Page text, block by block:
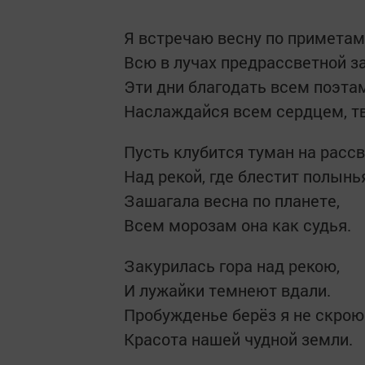
Я встречаю весну по
Всю в лучах предрассветной
Эти дни благодать всем
Наслаждайся всем сердцем,
Пусть клубится туман на
Над рекой, где блестит
Зашагала весна по планете,
Всем морозам она как судья.
Закурилась гора над рекою,
И лужайки темнеют вдали.
Пробужденье берёз я не
Красота нашей чудной земли.